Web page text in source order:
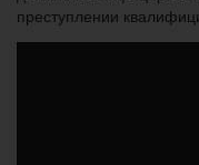
преступлении